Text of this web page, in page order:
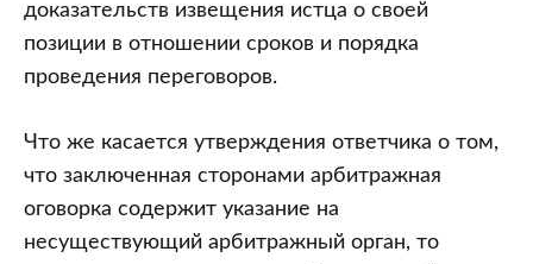
доказательств извещения истца о своей
позиции в отношении сроков и порядка
проведения переговоров.
Что же касается утверждения ответчика о том,
что заключенная сторонами арбитражная
оговорка содержит указание на
несуществующий арбитражный орган, то